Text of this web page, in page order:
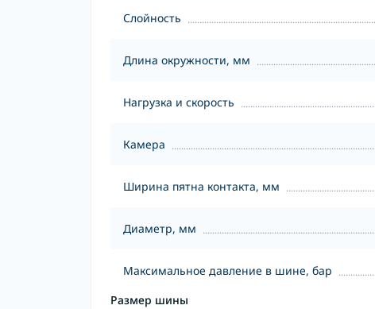
Слойность
Длина окружности, мм
Нагрузка и скорость
Камера
Ширина пятна контакта, мм
Диаметр, мм
Максимальное давление в шине, бар
Размер шины